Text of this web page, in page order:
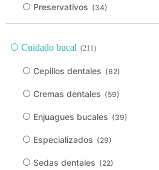
Preservativos (34)
Cuidado bucal (211)
Cepillos dentales (62)
Cremas dentales (59)
Enjuagues bucales (39)
Especializados (29)
Sedas dentales (22)